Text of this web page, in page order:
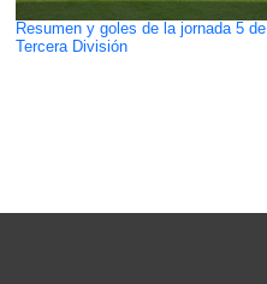
Resumen y goles de la jornada 5 de
Tercera División